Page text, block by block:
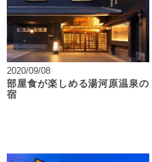
2020/09/08
部屋食が楽しめる湯河原温泉の
宿